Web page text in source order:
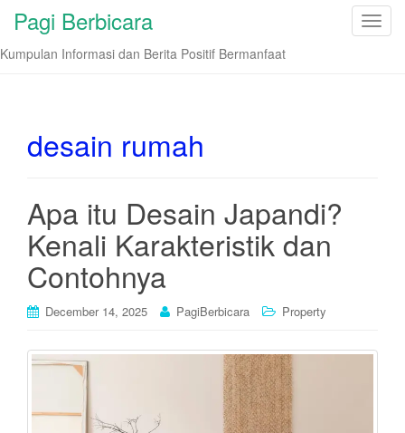
T
Pagi Berbicara
Kumpulan Informasi dan Berita Positif Bermanfaat
desain rumah
Apa itu Desain Japandi?
Kenali Karakteristik dan
Contohnya
December 14, 2025 PagiBerbicara Property